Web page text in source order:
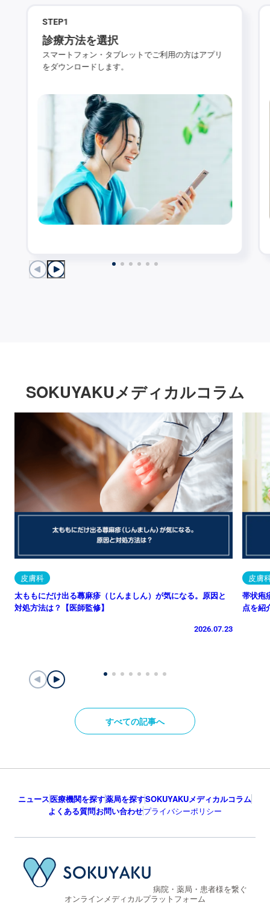
STEP1
診療方法を選択
スマートフォン・タブレットでご利用の方はアプリ
をダウンロードします。
SOKUYAKUメディカルコラム
皮膚科
太ももにだけ出る蕁麻疹（じんましん）が気になる。原因と
対処方法は？【医師監修】
2026.07.23
皮膚
帯状疱
点を紹
すべての記事へ
ニュース医療機関を探す薬局を探すSOKUYAKUメディカルコラム
よくある質問お問い合わせプライバシーポリシー
病院・薬局・患者様を繋ぐ
オンラインメディカルプラットフォーム